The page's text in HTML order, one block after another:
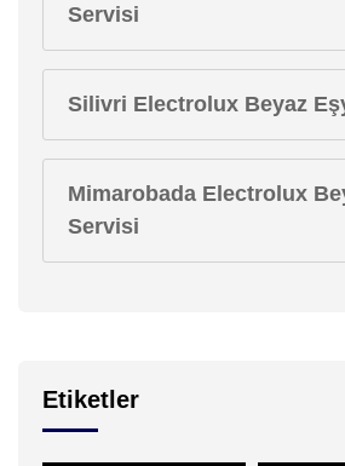
Servisi
Silivri Electrolux Beyaz
Mimarobada Electrolux
Servisi
Etiketler